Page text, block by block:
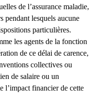
de l’assurance maladie,
pendant lesquels aucune
particulières.
les agents de la fonction
de ce délai de carence,
collectives ou
de salaire ou un
l’impact financier de cette